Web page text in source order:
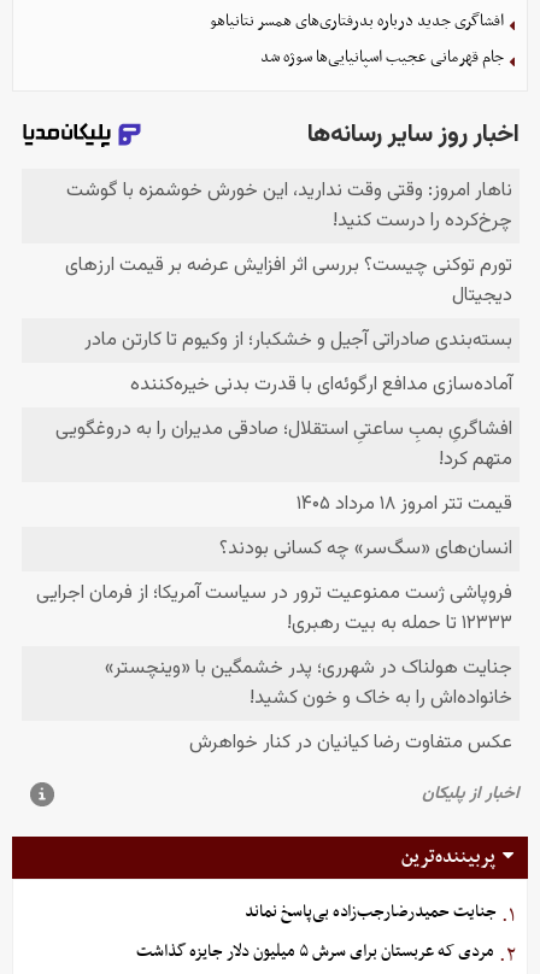
افشاگری جدید درباره بدرفتاری‌های همسر نتانیاهو
جام قهرمانی عجیب اسپانیایی‌ها سوژه شد
پربیننده‌ترین
۱. جنایت حمیدرضارجب‌زاده بی‌پاسخ نماند
۲. مردی که عربستان برای سرش ۵ میلیون دلار جایزه گذاشت